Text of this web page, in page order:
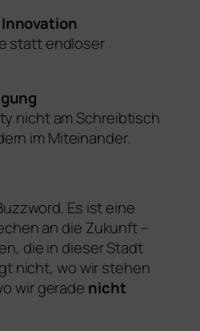
statt endloser
nicht am Schreibtisch
im Miteinander.
Es ist eine
an die Zukunft –
die in dieser Stadt
nicht, wo wir stehen
wir gerade nicht